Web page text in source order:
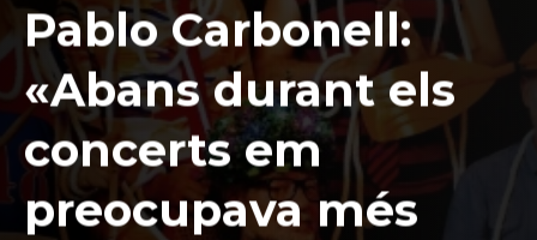
Pablo Carbonell:
«Abans durant els
concerts em
preocupava més